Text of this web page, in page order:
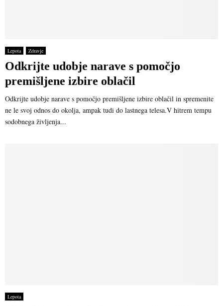
Lepota Zdravje
Odkrijte udobje narave s pomočjo
premišljene izbire oblačil
Odkrijte udobje narave s pomočjo premišljene izbire oblačil in spremenite
ne le svoj odnos do okolja, ampak tudi do lastnega telesa.V hitrem tempu
sodobnega življenja...
Lepota